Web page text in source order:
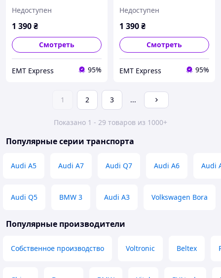
Цвет Черный, Размер
30х65х30 35,
ЛОГОТИП ( Напишіть або
зателефонуйте )
Недоступен
1 390₴
Смотреть
EМT Express 95%
Цвет Черный, Размер
30х65х30 35,
Недоступен
1 390₴
Смотреть
EМT Express 95%
1 2 3 ...
Показано 1 - 29 товаров из 1000+
Популярные серии транспорта
Audi A5 Audi A7 Audi Q7 Audi A6 Audi
Audi Q5 BMW 3 Audi A3 Volkswagen Bora
Популярные производители
Собственное производство Voltronic Beltex